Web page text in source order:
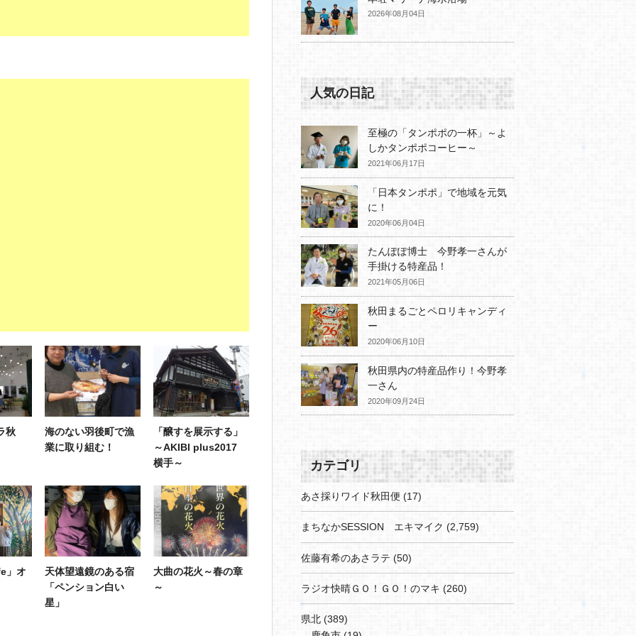
秋
海のない羽後町で漁
業に取り組む！
「醸すを展示する」
～AKIBI plus2017
横手～
」オ
天体望遠鏡のある宿
「ペンション白い
星」
大曲の花火～春の章
～
2026年08月04日
人気の日記
至極の「タンポポの一杯」～よ
しかタンポポコーヒー～
2021年06月17日
「日本タンポポ」で地域を元気
に！
2020年06月04日
たんぽぽ博士 今野孝一さんが
手掛ける特産品！
2021年05月06日
秋田まるごとペロリキャンディ
ー
2020年06月10日
秋田県内の特産品作り！今野孝
一さん
2020年09月24日
カテゴリ
あさ採りワイド秋田便 (17)
まちなかSESSION エキマイク (2,759)
佐藤有希のあさラテ (50)
ラジオ快晴ＧＯ！ＧＯ！のマキ (260)
県北 (389)